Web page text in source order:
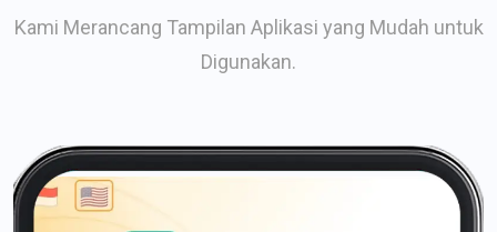
Kami Merancang Tampilan Aplikasi yang Mudah untuk
Digunakan.